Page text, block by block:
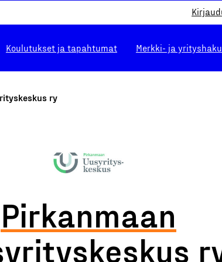
Koulutukset ja tapahtumat Merkki- ja yrityshaku
ry
Pirkanmaan